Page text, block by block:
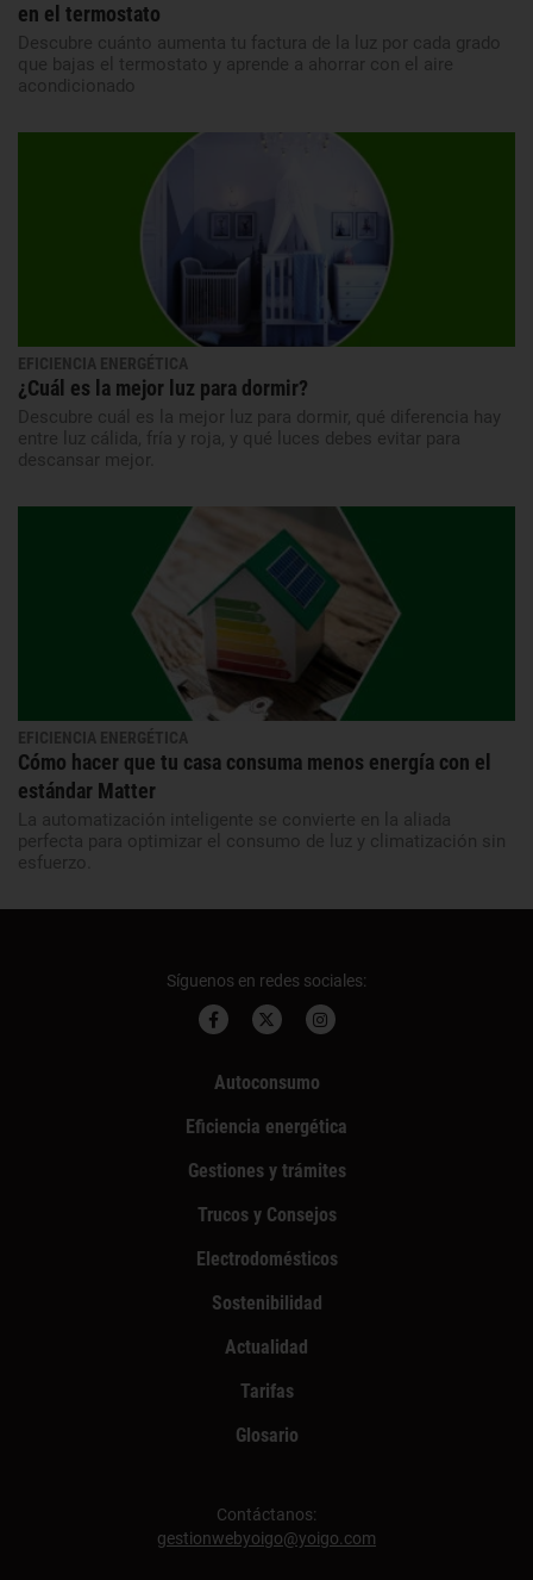
en el termostato
Descubre cuánto aumenta tu factura de la luz por cada grado
que bajas el termostato y aprende a ahorrar con el aire
acondicionado
EFICIENCIA ENERGÉTICA
¿Cuál es la mejor luz para dormir?
Descubre cuál es la mejor luz para dormir, qué diferencia hay
entre luz cálida, fría y roja, y qué luces debes evitar para
descansar mejor.
EFICIENCIA ENERGÉTICA
Cómo hacer que tu casa consuma menos energía con el
estándar Matter
La automatización inteligente se convierte en la aliada
perfecta para optimizar el consumo de luz y climatización sin
esfuerzo.
Síguenos en redes sociales:
Autoconsumo
Eficiencia energética
Gestiones y trámites
Trucos y Consejos
Electrodomésticos
Sostenibilidad
Actualidad
Tarifas
Glosario
Contáctanos:
gestionwebyoigo@yoigo.com